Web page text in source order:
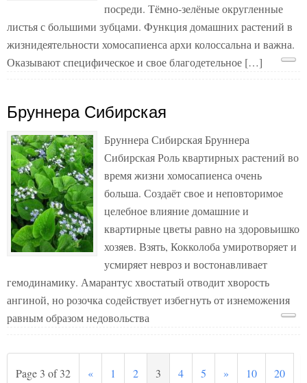
посреди. Тёмно-зелёные округленные
листья с большими зубцами. Функция домашних растений в
жизнидеятельности хомосапиенса архи колоссальна и важна.
Оказывают специфическое и свое благодетельное […]
Бруннера Сибирская
Бруннера Сибирская Бруннера
Сибирская Роль квартирных растений во
время жизни хомосапиенса очень
больша. Создаёт свое и неповторимое
целебное влияние домашние и
квартирные цветы равно на здоровьишко
хозяев. Взять, Кокколоба умиротворяет и
усмиряет невроз и востонавливает
гемодинамику. Амарантус хвостатый отводит хворость
ангиной, но розочка содействует избегнуть от изнеможения
равным образом недовольства
Page 3 of 32 « 1 2 3 4 5 » 10 20